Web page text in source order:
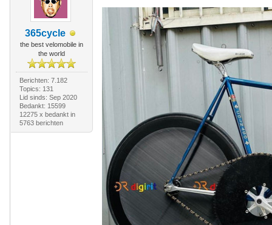
365cycle
the best velomobile in
the world
Berichten: 7.182
Topics: 131
Lid sinds: Sep 2020
Bedankt: 15599
12275 x bedankt in
5763 berichten